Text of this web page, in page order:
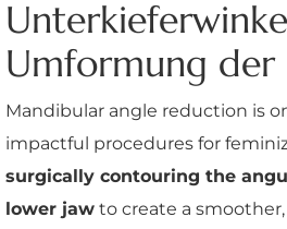
Umformung der
Mandibular angle reduction is
impactful procedures for
surgically contouring the
lower jaw to create a